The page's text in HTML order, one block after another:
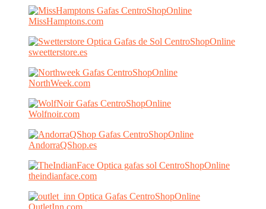
MissHamptons.com
sweetterstore.es
NorthWeek.com
Wolfnoir.com
AndorraQShop.es
theindianface.com
OutletInn.com